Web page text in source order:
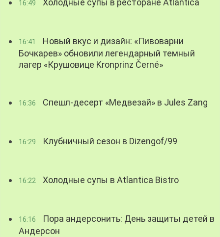
16:49 Холодные супы в ресторане Atlantica
16:41
Новый вкус и дизайн: «Пивоварни
Бочкарев» обновили легендарный темный
лагер «Крушовице Kronprinz Černé»
16:36 Спешл-десерт «Медвезай» в Jules Zang
16:29 Клубничный сезон в Dizengof/99
16:22 Холодные супы в Atlantica Bistro
16:16
Пора андерсонить: День защиты детей в
Андерсон